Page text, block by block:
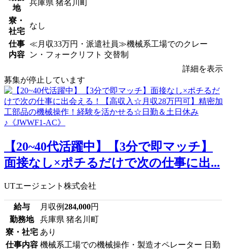
地
兵庫県 猪名川町
寮・
社宅
なし
仕事
内容
≪月収33万円・派遣社員≫機械系工場でのクレー
ン・フォークリフト 交替制
詳細を表示
募集が停止しています
【20~40代活躍中】【3分で即マッチ】
面接なし×ポチるだけで次の仕事に出...
UTエージェント株式会社
給与 月収例284,000円
勤務地
兵庫県 猪名川町
寮・社宅 あり
仕事内容 機械系工場での機械操作・製造オペレーター 日勤